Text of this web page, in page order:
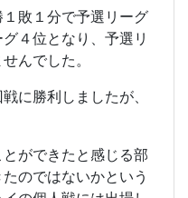
敗１分で予選リーグ
４位となり、予選リ
んでした。
に勝利しましたが、
ができたと感じる部
のではないかという